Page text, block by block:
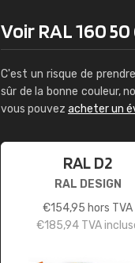
Voir RAL 160
C'est un risque de
sûr de la bonne couleur,
vous pouvez acheter un
RAL D2
RAL DESIGN
€154,95 hors TVA
€185,94TVA